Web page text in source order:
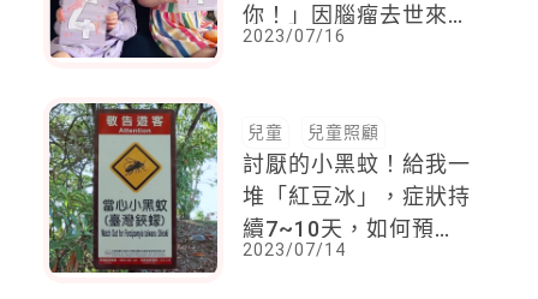
你！」因腦瘤去世來不
及陪伴雙胞胎姊妹一起
2023/07/16
兒童 兒童照顧
討厭的小黑蚊！給我一
堆「紅豆冰」，症狀持
續7~10天，如何預
防？皮膚科醫師告訴
2023/07/14